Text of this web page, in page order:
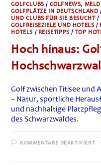
GOLFCLUBS / GOLFNEWS,
GOLFPLÄTZE IN DEUTSCHLAND
UND CLUBS FÜR SIE BESUCHT/
GOLFREISEZIELE UND HOTELS /
HOTELS / REISETIPPS / TOP
Hoch hinaus:
Golf zwischen Titisee und
– Natur, sportliche
und nachhaltige
des Schwarzwaldes.
KOMMENTARE DEAKTIVIERT